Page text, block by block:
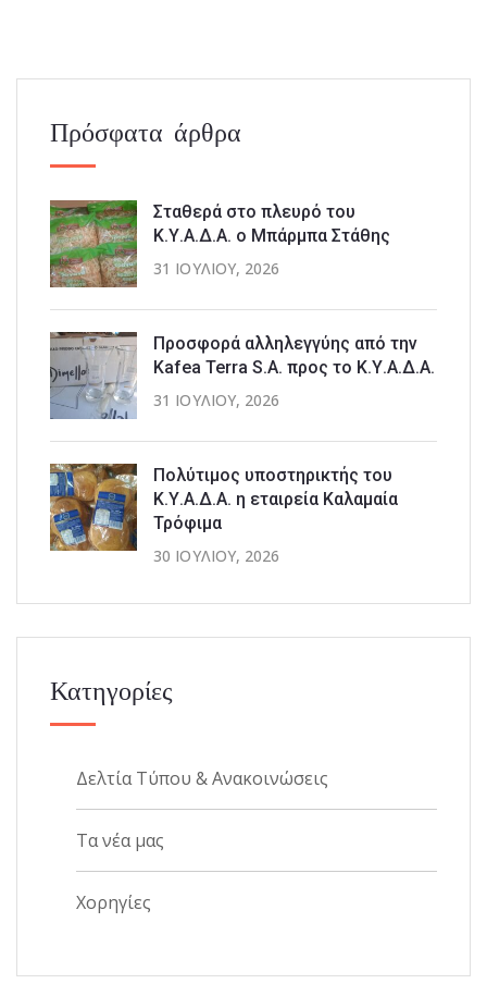
Πρόσφατα άρθρα
Σταθερά στο πλευρό του
Κ.Υ.Α.Δ.Α. ο Μπάρμπα Στάθης
31 ΙΟΥΛΊΟΥ, 2026
Προσφορά αλληλεγγύης από την
Kafea Terra S.A. προς το Κ.Υ.Α.Δ.Α.
31 ΙΟΥΛΊΟΥ, 2026
Πολύτιμος υποστηρικτής του
Κ.Υ.Α.Δ.Α. η εταιρεία Καλαμαία
Τρόφιμα
30 ΙΟΥΛΊΟΥ, 2026
Κατηγορίες
Δελτία Τύπου & Ανακοινώσεις
Τα νέα μας
Χορηγίες